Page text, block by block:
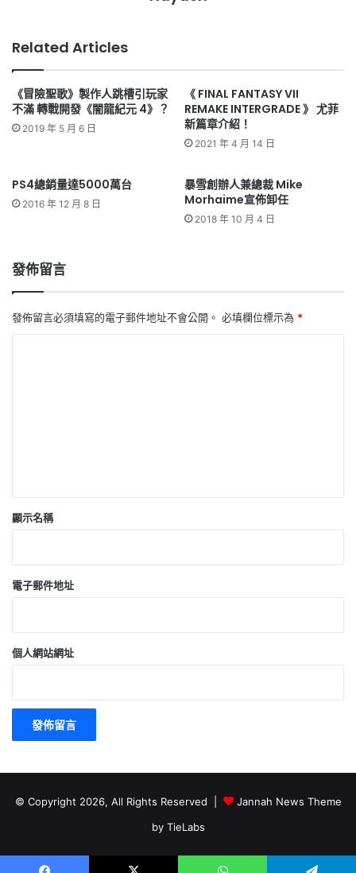
Related Articles
《冒險聖歌》製作人跳槽引玩家
不滿 轉戰開發《闇龍紀元 4》？
2019 年 5 月 6 日
《 FINAL FANTASY VII
REMAKE INTERGRADE 》 尤菲
新篇章介紹！
2021 年 4 月 14 日
PS4總銷量達5000萬台
2016 年 12 月 8 日
暴雪創辦人兼總裁 Mike
Morhaime宣佈卸任
2018 年 10 月 4 日
發佈留言
發佈留言必須填寫的電子郵件地址不會公開。 必填欄位標示為 *
顯示名稱
電子郵件地址
個人網站網址
© Copyright 2026, All Rights Reserved |
Jannah News Theme
by TieLabs